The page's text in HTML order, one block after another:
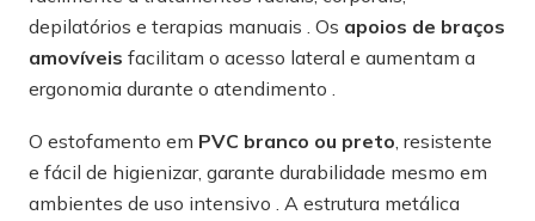
depilatórios e terapias manuais . Os apoios de braços
amovíveis facilitam o acesso lateral e aumentam a
ergonomia durante o atendimento .
O estofamento em PVC branco ou preto, resistente
e fácil de higienizar, garante durabilidade mesmo em
ambientes de uso intensivo . A estrutura metálica